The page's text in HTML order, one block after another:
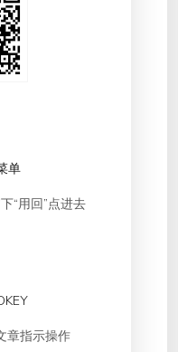
单
“用回”点进去
章指示操作